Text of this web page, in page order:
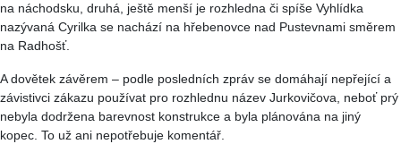
na náchodsku, druhá, ještě menší je rozhledna či spíše Vyhlídka
nazývaná Cyrilka se nachází na hřebenovce nad Pustevnami směrem
na Radhošť.
A dovětek závěrem – podle posledních zpráv se domáhají nepřející a
závistivci zákazu používat pro rozhlednu název Jurkovičova, neboť prý
nebyla dodržena barevnost konstrukce a byla plánována na jiný
kopec. To už ani nepotřebuje komentář.